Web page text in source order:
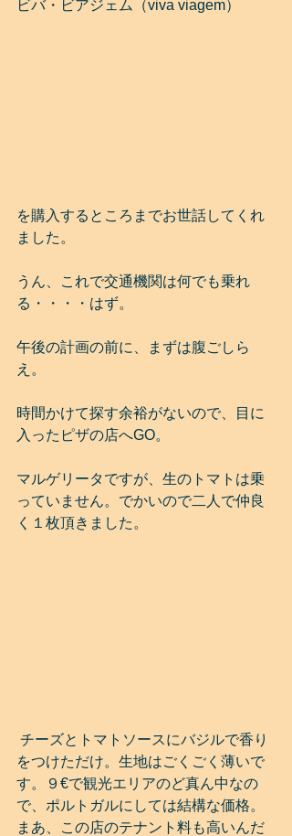
ビバ・ビアジェム（viva viagem）
を購入するところまでお世話してくれ
ました。
うん、これで交通機関は何でも乗れ
る・・・・はず。
午後の計画の前に、まずは腹ごしら
え。
時間かけて探す余裕がないので、目に
入ったピザの店へGO。
マルゲリータですが、生のトマトは乗
っていません。でかいので二人で仲良
く１枚頂きました。
をつけただけ。生地はごくごく薄いで
す。９€で観光エリアのど真ん中なの
で、ポルトガルにしては結構な価格。
まあ、この店のテナント料も高いんだ